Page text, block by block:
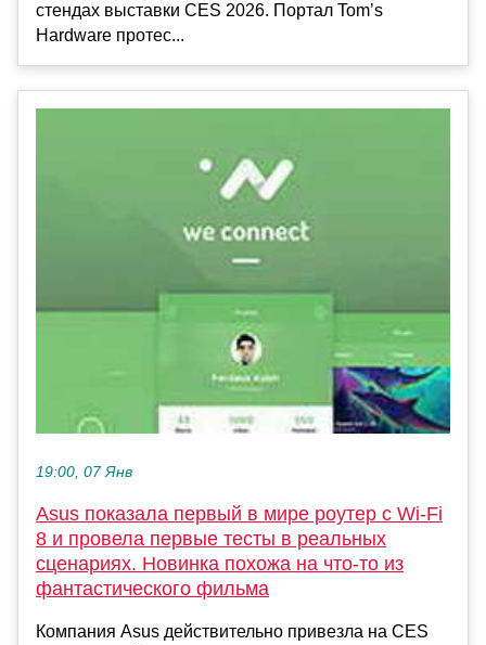
стендах выставки CES 2026. Портал Tom’s
Hardware протес...
19:00, 07 Янв
Asus показала первый в мире роутер с Wi-Fi
8 и провела первые тесты в реальных
сценариях. Новинка похожа на что-то из
фантастического фильма
Компания Asus действительно привезла на CES